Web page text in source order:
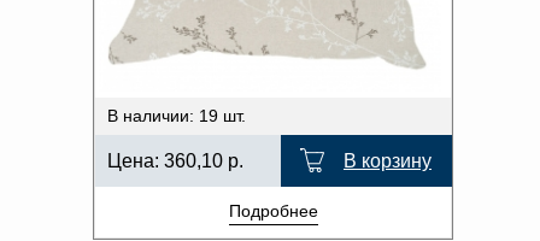
В наличии: 19 шт.
Цена: 360,10 р. В корзину
Подробнее